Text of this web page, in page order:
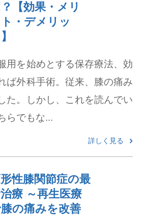
【効果・メリ
・デメリッ
用を始めとする保存療法、効
ば外科手術。従来、膝の痛み
た。しかし、これを読んでい
らでもな...
詳しく見る
性膝関節症の最
療 ～再生医療
の痛みを改善